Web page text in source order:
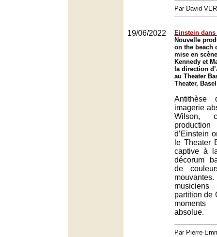
Par David
19/06/2022
Einstein
Nouvelle
on the beach
mise en
Kennedy et
la direction
au Theater
Theater, Basel
Antithèse
imagerie
Wilson,
d’Einstein
le Theater
captive à
décorum
de
partition de
moments
absolue.
Par Pierre-